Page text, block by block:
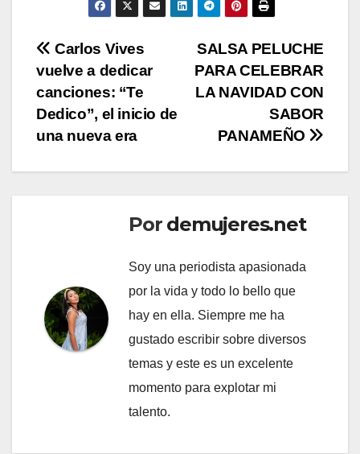
Navegación
de
entradas
SALSA PELUCHE
PARA CELEBRAR
LA NAVIDAD CON
SABOR
PANAMEÑO
Carlos Vives
vuelve a dedicar
canciones: “Te
Dedico”, el inicio de
una nueva era
Por demujeres.net
Soy una periodista apasionada
por la vida y todo lo bello que
hay en ella. Siempre me ha
gustado escribir sobre diversos
temas y este es un excelente
momento para explotar mi
talento.